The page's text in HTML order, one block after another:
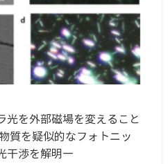
光を外部磁場を変えること
質を疑似的なフォトニッ
干渉を解明―